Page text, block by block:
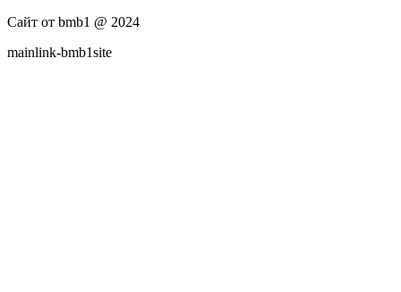
Сайт от bmb1 @ 2024
mainlink-bmb1site